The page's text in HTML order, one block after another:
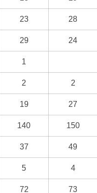
23 28
29 24
1
2 2
19 27
140 150
37 49
5 4
72 73